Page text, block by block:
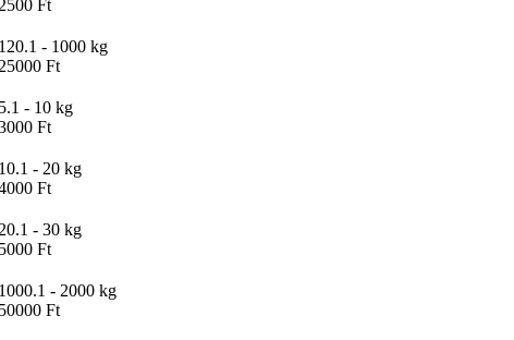
Ft
- 1000 kg
Ft
- 10 kg
Ft
- 20 kg
Ft
- 30 kg
Ft
- 2000 kg
Ft